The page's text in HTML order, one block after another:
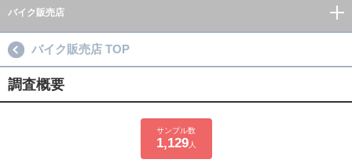
バイク販売店
バイク販売店 TOP
調査概要
サンプル数
1,129人